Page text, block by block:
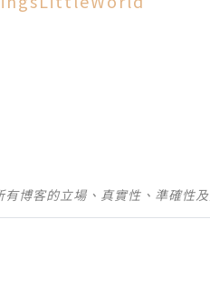
博客的立場、真實性、準確性